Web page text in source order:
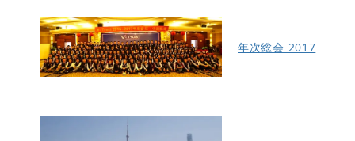
年次総会 2017